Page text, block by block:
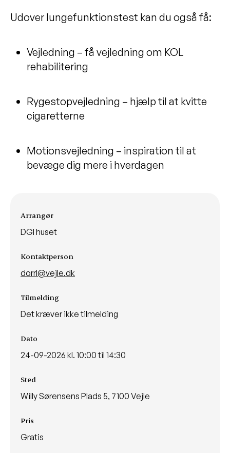
Udover lungefunktionstest kan du også få:
Vejledning – få vejledning om KOL
rehabilitering
Rygestopvejledning – hjælp til at kvitte
cigaretterne
Motionsvejledning – inspiration til at
bevæge dig mere i hverdagen
Arrangementsinformationer
Arrangør
DGI huset
Kontaktperson
dorrl@vejle.dk
Tilmelding
Det kræver ikke tilmelding
Dato
24-09-2026 kl. 10:00 til 14:30
Sted
Willy Sørensens Plads 5, 7100 Vejle
Pris
Gratis